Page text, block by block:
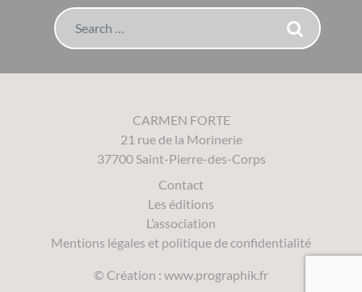
Search
CARMEN FORTE
21 rue de la Morinerie
37700 Saint-Pierre-des-Corps
Contact
Les éditions
L’association
Mentions légales et politique de confidentialité
© Création : www.prographik.fr